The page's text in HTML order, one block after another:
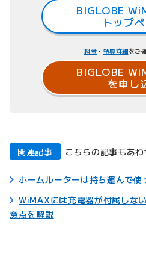
BIGLOBE
トップ
料金 ・ 特典詳細をご
BIGLOBE
を申し
関連記事 こちらの記事もあわ
ホームルーターは持ち運んで使
WiMAXには充電器が付属しな
意点を解説